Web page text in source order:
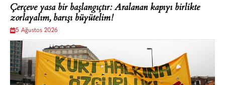
Çerçeve yasa bir başlangıçtır: Aralanan kapıyı birlikte
zorlayalım, barışı büyütelim!
5 Ağustos 2026